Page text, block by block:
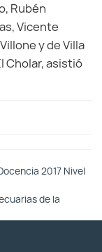
Rubén
Vicente
y de Villa
Cholar, asistió
2017 Nivel
de la